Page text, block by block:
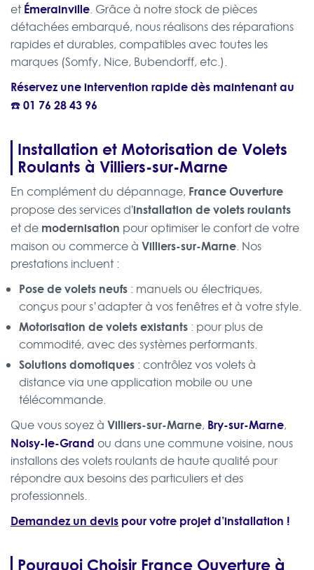
et Émerainville. Grâce à notre stock de pièces
détachées embarqué, nous réalisons des réparations
rapides et durables, compatibles avec toutes les
marques (Somfy, Nice, Bubendorff, etc.).
Réservez une intervention rapide dès maintenant au
☎️01 76 28 43 96
Installation et Motorisation de Volets
Roulants à Villiers-sur-Marne
En complément du dépannage, France Ouverture
propose des services d'installation de volets roulants
et de modernisation pour optimiser le confort de votre
maison ou commerce à Villiers-sur-Marne. Nos
prestations incluent :
Pose de volets neufs : manuels ou électriques,
conçus pour s’adapter à vos fenêtres et à votre style.
Motorisation de volets existants : pour plus de
commodité, avec des systèmes performants.
Solutions domotiques : contrôlez vos volets à
distance via une application mobile ou une
télécommande.
Que vous soyez à Villiers-sur-Marne, Bry-sur-Marne,
Noisy-le-Grand ou dans une commune voisine, nous
installons des volets roulants de haute qualité pour
répondre aux besoins des particuliers et des
professionnels.
Demandez un devis pour votre projet d’installation !
Pourquoi Choisir France Ouverture à